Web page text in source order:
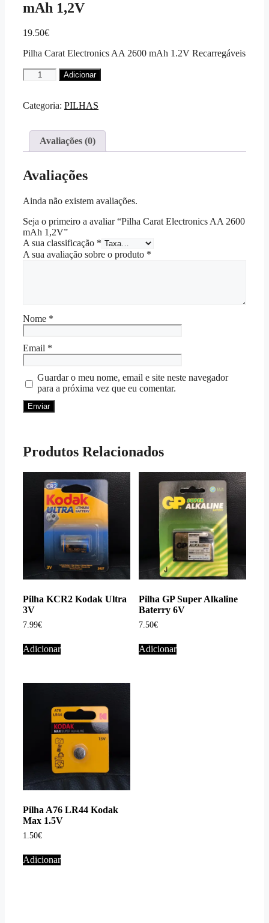
mAh 1,2V
19.50€
Pilha Carat Electronics AA 2600 mAh 1.2V Recarregáveis
Quantidade
de
Carat
2600
mAh
Adicionar
Categoria: PILHAS
Avaliações (0)
Avaliações
Ainda não existem avaliações.
Seja o primeiro a avaliar “Pilha Carat Electronics AA 2600
mAh 1,2V”
A sua classificação *
A sua avaliação sobre o produto *
Nome *
Email *
Guardar o meu nome, email e site neste navegador
para a próxima vez que eu comentar.
Produtos Relacionados
Pilha KCR2 Kodak Ultra
3V
7.99€
Adicionar
Pilha GP Super Alkaline
Baterry 6V
7.50€
Adicionar
Pilha A76 LR44 Kodak
Max 1.5V
1.50€
Adicionar